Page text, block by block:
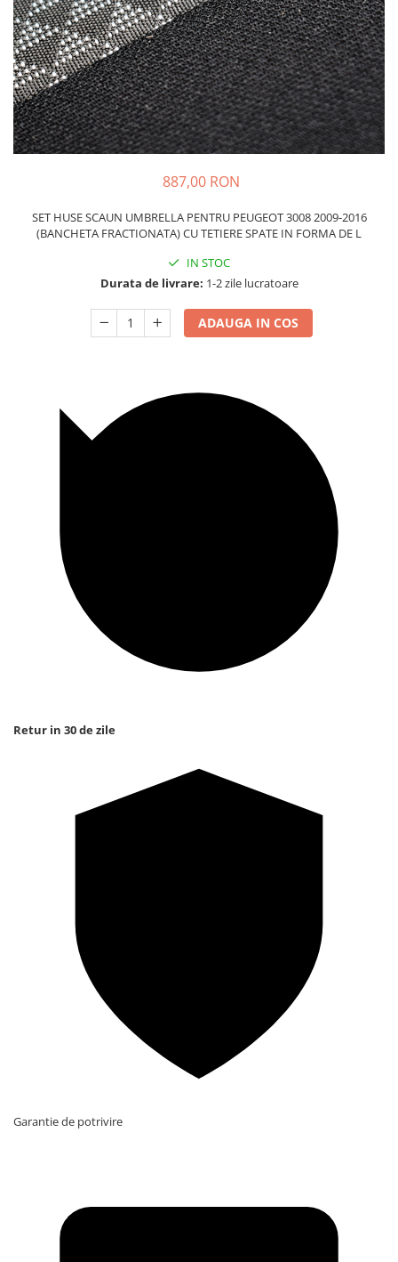
Accesorii Electronice Auto
Incarcatoare Auto
Accesorii pentru Roti si Anvelope
Husa Anvelope
Truse Chei
Organizatoare Auto
887,00 RON
SET HUSE SCAUN UMBRELLA PENTRU PEUGEOT 3008 2009-2016
(BANCHETA FRACTIONATA) CU TETIERE SPATE IN FORMA DE L
IN STOC
Durata de livrare: 1-2 zile lucratoare
ADAUGA IN COS
Retur in 30 de zile
Garantie de potrivire